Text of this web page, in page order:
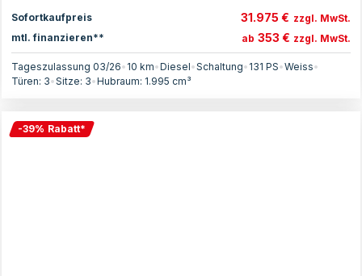
Sofortkaufpreis 31.975 € zzgl. MwSt.
mtl. finanzieren**
ab 353 € zzgl. MwSt.
Tageszulassung 03/26• 10 km•Diesel•Schaltung• 131 PS•Weiss•
Türen: 3•Sitze: 3•Hubraum: 1.995 cm³
-39% Rabatt*